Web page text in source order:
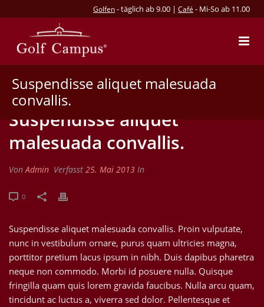
Golfen- täglich ab 9.00 | Café - Mi-So ab 11.00
Suspendisse aliquet malesuada
convallis.
Suspendisse aliquet
malesuada convallis.
VonAdmin Verfasst 25. Mai 2013 In
0
Suspendisse aliquet malesuada convallis. Proin vulputate,
nunc in vestibulum ornare, purus quam ultricies magna,
porttitor pretium lacus ipsum in nibh. Duis dapibus pharetra
neque non commodo. Morbi id posuere nulla. Quisque
fringilla quam quis lorem gravida faucibus. Nulla arcu quam,
tincidunt ac luctus a, viverra sed dolor. Pellentesque et